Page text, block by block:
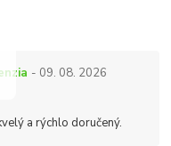
- 09. 08. 2026
a rýchlo doručený.